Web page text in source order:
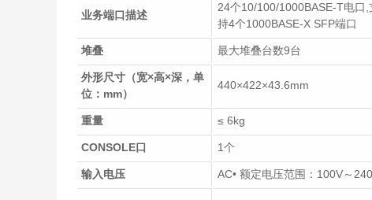
业务端口描述
24个10/100/1000BASE-T电口,
持4个1000BASE-X SFP端口
堆叠 最大堆叠台数9台
外形尺寸（宽×高×深，单
位：mm）
440×422×43.6mm
重量 ≤ 6kg
CONSOLE口 1个
输入电压 AC• 额定电压范围：100V～